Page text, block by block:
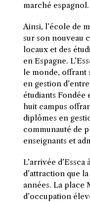
marché espagnol.
Ainsi, l’école de
sur son nouveau
locaux et des
en Espagne.
le monde, offrant
en gestion
étudiants Fondée
huit campus
diplômes en
communauté de
enseignants et
L’arrivée
d’attraction que
années. La place
d’occupation